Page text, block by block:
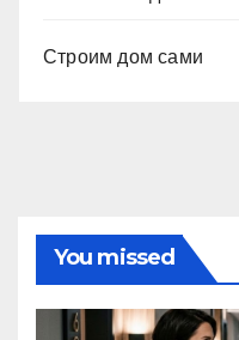
Строим дом сами
You missed